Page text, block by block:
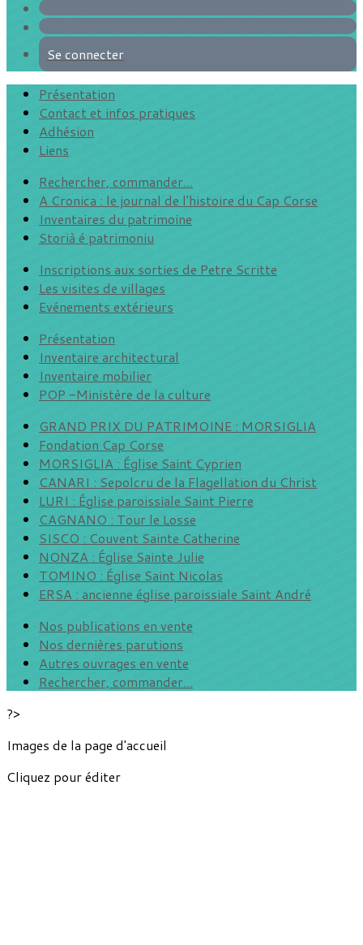
Se connecter
Présentation
Contact et infos pratiques
Adhésion
Liens
Rechercher, commander...
A Cronica : le journal de l'histoire du Cap Corse
Inventaires du patrimoine
Storià é patrimoniu
Inscriptions aux sorties de Petre Scritte
Les visites de villages
Evénements extérieurs
Présentation
Inventaire architectural
Inventaire mobilier
POP -Ministère de la culture
GRAND PRIX DU PATRIMOINE : MORSIGLIA
Fondation Cap Corse
MORSIGLIA : Église Saint Cyprien
CANARI : Sepolcru de la Flagellation du Christ
LURI : Église paroissiale Saint Pierre
CAGNANO : Tour le Losse
SISCO : Couvent Sainte Catherine
NONZA : Église Sainte Julie
TOMINO : Église Saint Nicolas
ERSA : ancienne église paroissiale Saint André
Nos publications en vente
Nos dernières parutions
Autres ouvrages en vente
Rechercher, commander...
?>
Images de la page d'accueil
Cliquez pour éditer